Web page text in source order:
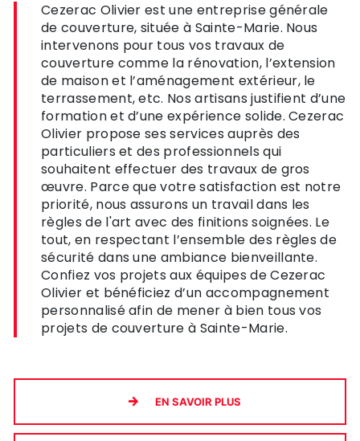
Cezerac Olivier est une entreprise générale
de couverture, située à Sainte-Marie. Nous
intervenons pour tous vos travaux de
couverture comme la rénovation, l’extension
de maison et l’aménagement extérieur, le
terrassement, etc. Nos artisans justifient d’une
formation et d’une expérience solide. Cezerac
Olivier propose ses services auprès des
particuliers et des professionnels qui
souhaitent effectuer des travaux de gros
œuvre. Parce que votre satisfaction est notre
priorité, nous assurons un travail dans les
règles de l'art avec des finitions soignées. Le
tout, en respectant l’ensemble des règles de
sécurité dans une ambiance bienveillante.
Confiez vos projets aux équipes de Cezerac
Olivier et bénéficiez d’un accompagnement
personnalisé afin de mener à bien tous vos
projets de couverture à Sainte-Marie.
EN SAVOIR PLUS